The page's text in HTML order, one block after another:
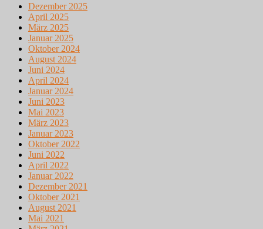
Dezember 2025
April 2025
März 2025
Januar 2025
Oktober 2024
August 2024
Juni 2024
April 2024
Januar 2024
Juni 2023
Mai 2023
März 2023
Januar 2023
Oktober 2022
Juni 2022
April 2022
Januar 2022
Dezember 2021
Oktober 2021
August 2021
Mai 2021